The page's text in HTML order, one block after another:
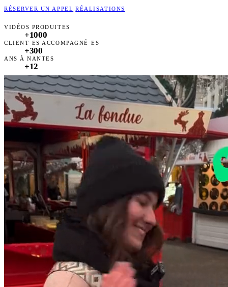
RÉSERVER UN APPEL RÉALISATIONS
VIDÉOS PRODUITES
+1000
CLIENT·ES ACCOMPAGNÉ·ES
+300
ANS À NANTES
+12